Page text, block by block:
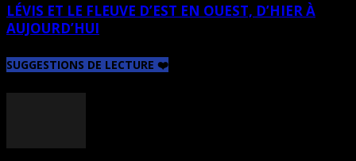
LÉVIS ET LE FLEUVE D’EST EN OUEST, D’HIER À
AUJOURD’HUI
SUGGESTIONS DE LECTURE ❤️